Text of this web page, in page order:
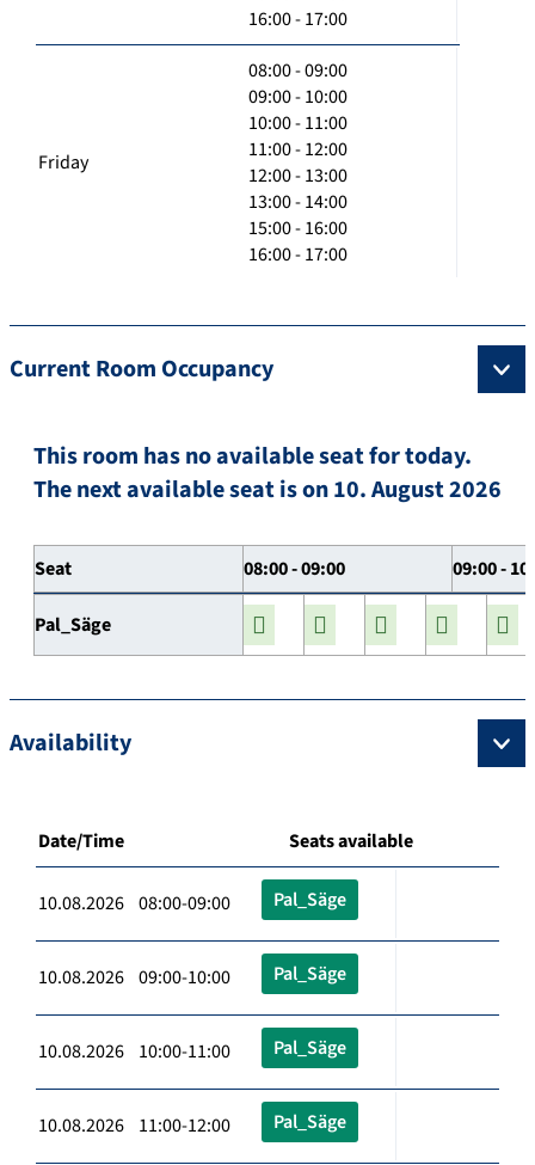
16:00 - 17:00
Friday
08:00 - 09:00
09:00 - 10:00
10:00 - 11:00
11:00 - 12:00
12:00 - 13:00
13:00 - 14:00
15:00 - 16:00
16:00 - 17:00
Current Room Occupancy
This room has no available seat for today.
The next available seat is on 10. August 2026
Seat 08:00 - 09:00 09:00 -
Pal_Säge
Availability
Date/Time Seats available
10.08.2026 08:00-09:00 Pal_Säge
10.08.2026 09:00-10:00 Pal_Säge
10.08.2026 10:00-11:00 Pal_Säge
10.08.2026 11:00-12:00 Pal_Säge